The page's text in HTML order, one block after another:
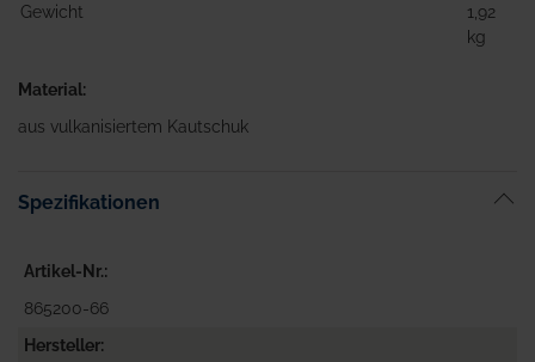
Gewicht
1,92
kg
Material:
aus vulkanisiertem Kautschuk
Spezifikationen
Artikel-Nr.
865200-66
Hersteller